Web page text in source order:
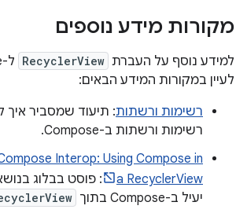
מקורות מידע נוספים
למידע נוסף על העברת RecyclerView
לעיין במקורות המידע הבאים:
רשימות ורשתות: תיעוד שמסביר איך
רשימות ורשתות ב-Compose.
Interop: Using Compose in
a RecyclerView
: פוסט בבלוג
יעיל ב-Compose בתוך